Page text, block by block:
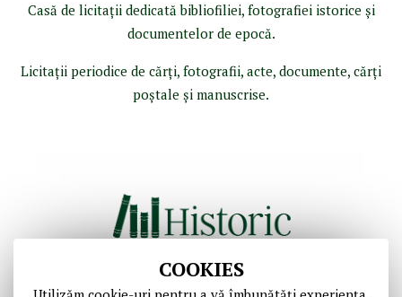
COOKIES
Casă de licitaţii dedicată bibliofiliei, fotografiei istorice şi
documentelor de epocă.
Licitaţii periodice de cărţi, fotografii, acte, documente, cărţi
poştale şi manuscrise.